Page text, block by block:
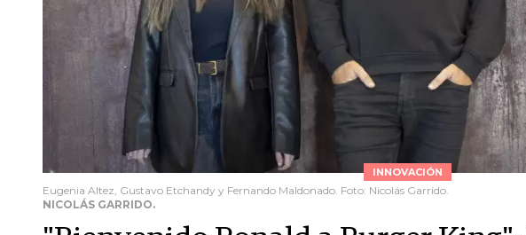
INNOVACIÓN
Eugenia Altez, Gustavo Etchandy y Fernando Maldonado. Foto: Nicolás Garrido.
NICOLÁS GARRIDO.